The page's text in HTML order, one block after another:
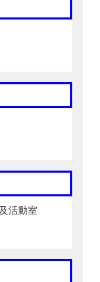
活動室